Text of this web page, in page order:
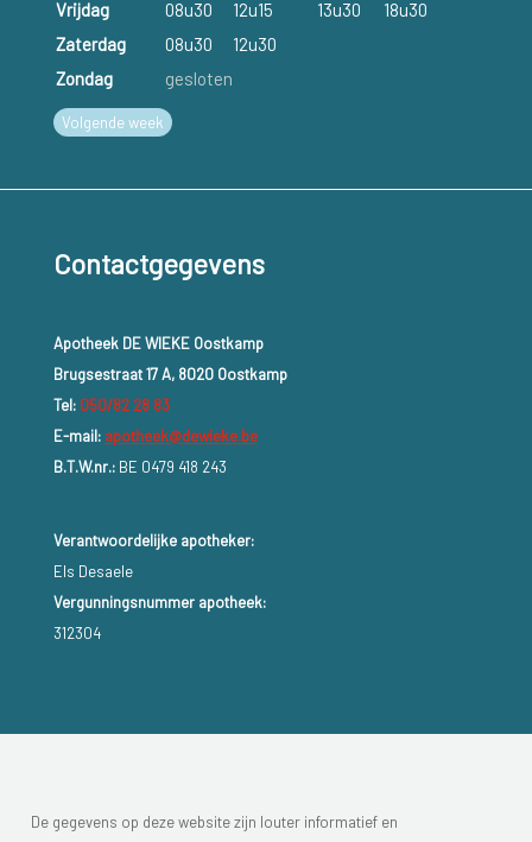
Vrijdag
08u30 12u15 13u30
18u30
Zaterdag
08u30
12u30
Zondag
gesloten
Volgende week
Contactgegevens
Apotheek DE WIEKE Oostkamp
Brugsestraat 17 A, 8020 Oostkamp
Tel: 050/82 28 83
E-mail: apotheek@dewieke.be
B.T.W.nr.:BE 0479 418 243
Verantwoordelijke apotheker:
Els Desaele
Vergunningsnummer apotheek:
312304
De gegevens op deze website zijn louter informatief en